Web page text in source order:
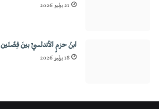
21 يوليو 2026
ابنُ حزمٍ الأندلسيِّ بينَ قِصَّتَين
18 يوليو 2026